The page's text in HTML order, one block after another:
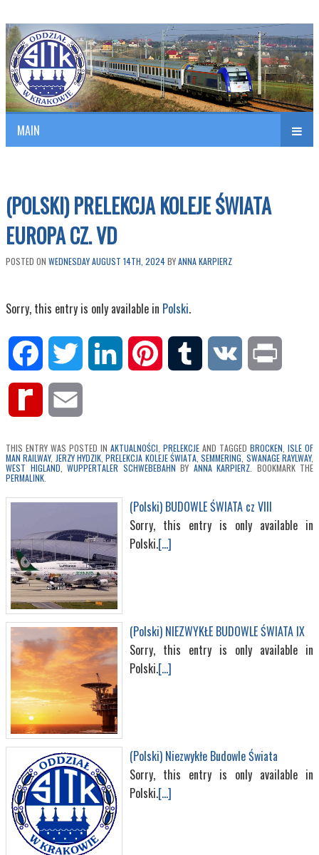
SITK RP Oddział w KRAKOWIE
Polish Association of Engineers & Technicians of Transportation
MAIN
(POLSKI) PRELEKCJA KOLEJE ŚWIATA
EUROPA CZ. VD
POSTED ON WEDNESDAY AUGUST 14TH, 2024BYANNA KARPIERZ
Sorry, this entry is only available in Polski.
Facebook Twitter LinkedIn Pinterest Tumblr VK
Rediff
THIS ENTRY WAS POSTED IN AKTUALNOŚCI PRELEKCJE AND TAGGED BROCKEN ISLE OF
MAN RAILWAY, JERZY HYDZIK ,PRELEKCJA KOLEJE ŚWIATA ,SEMMERING SWANAGE RAYLWAY,
WEST HIGLAND WUPPERTALER SCHWEBEBAHN BY ANNA KARPIERZ . BOOKMARK THE
PERMALINK
(Polski) BUDOWLE ŚWIATA cz VIII
Sorry, this entry is only available in
Polski.[...]
(Polski) NIEZWYKŁE BUDOWLE ŚWIATA IX
Sorry, this entry is only available in
Polski.[...]
(Polski) Niezwykłe Budowle Świata
Sorry, this entry is only available in
Polski.[...]